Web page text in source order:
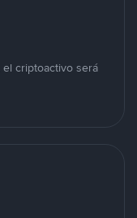
criptoactivo será